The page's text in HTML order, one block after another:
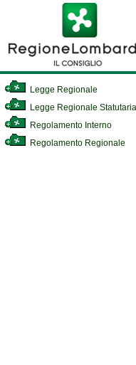
Legge Regionale
Legge Regionale Statutaria
Regolamento Interno
Regolamento Regionale